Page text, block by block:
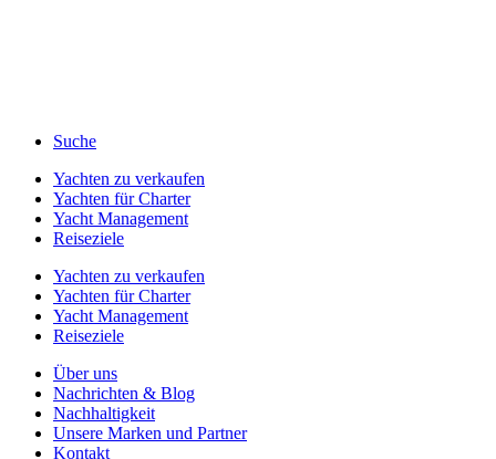
Suche
Yachten zu verkaufen
Yachten für Charter
Yacht Management
Reiseziele
Yachten zu verkaufen
Yachten für Charter
Yacht Management
Reiseziele
Über uns
Nachrichten & Blog
Nachhaltigkeit
Unsere Marken und Partner
Kontakt